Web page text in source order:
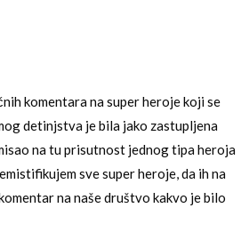
komentara na super heroje koji se
detinjstva je bila jako zastupljena
na tu prisutnost jednog tipa heroja
sve super heroje, da ih na
na naše društvo kakvo je bilo